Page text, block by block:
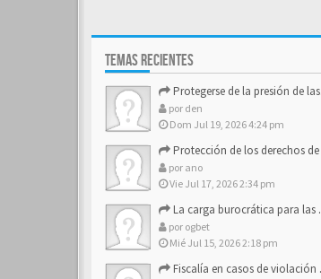
TEMAS RECIENTES
Protegerse de la presión de las estructuras de control
por den
Dom Jul 19, 2026 4:24 pm
Protección de los derechos de autor y los activos de marca
por ano
Vie Jul 17, 2026 2:34 pm
La carga burocrática para las pequeñas y medianas empresas
por ogbet
Mié Jul 15, 2026 2:18 pm
Fiscalía en casos de violación a los derechos de los consum…